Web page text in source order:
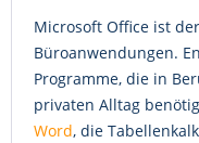
Microsoft Office ist
Büroanwendungen.
Programme, die in
privaten Alltag
Word, die